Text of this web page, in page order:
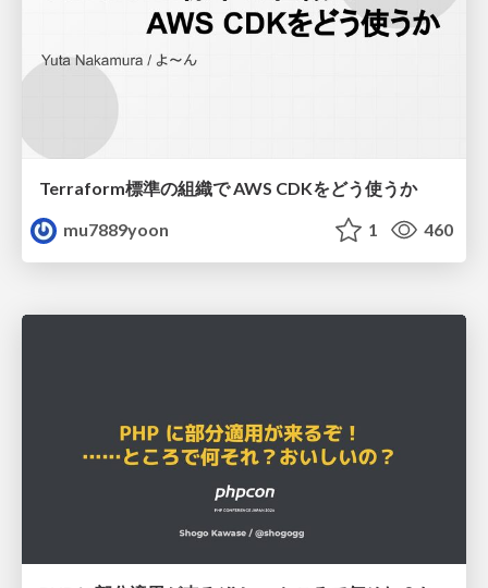
Terraform標準の組織で AWS CDKをどう使うか
mu7889yoon
1 460